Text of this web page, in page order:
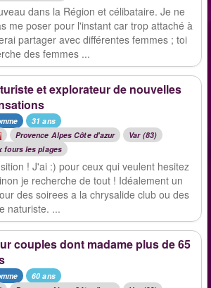
dans la Région et célibataire. Je ne
me poser pour l'instant car trop attaché à
partager avec différentes femmes ; toi
des femmes ...
et explorateur de nouvelles
31 ans
Provence Alpes Côte d'azur
Var (83)
fours les plages
! J'ai :) pour ceux qui veulent hesitez
je recherche de tout ! Idéalement un
des soirees a la chrysalide club ou des
naturiste. ...
couples dont madame plus de 65
60 ans